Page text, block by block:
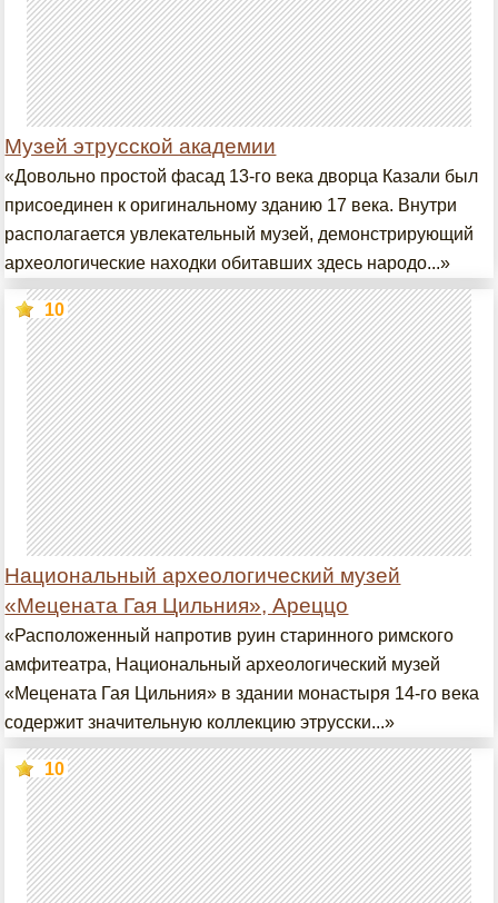
Музей этрусской академии
«Довольно простой фасад 13-го века дворца Казали был
присоединен к оригинальному зданию 17 века. Внутри
располагается увлекательный музей, демонстрирующий
археологические находки обитавших здесь народо...»
Национальный археологический музей
«Мецената Гая Цильния», Ареццо
10
«Расположенный напротив руин старинного римского
амфитеатра, Национальный археологический музей
«Мецената Гая Цильния» в здании монастыря 14-го века
содержит значительную коллекцию этрусски...»
10